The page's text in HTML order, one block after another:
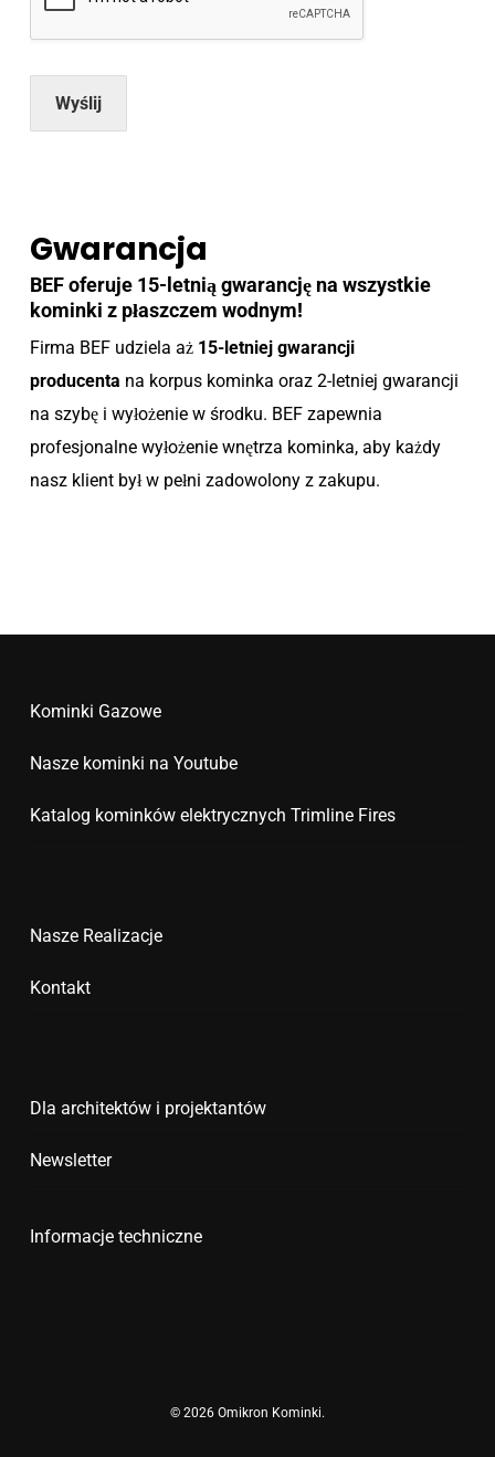
Wyślij
Gwarancja
BEF oferuje 15-letnią gwarancję na wszystkie
kominki z płaszczem wodnym!
Firma BEF udziela aż 15-letniej gwarancji
producenta na korpus kominka oraz 2-letniej gwarancji
na szybę i wyłożenie w środku. BEF zapewnia
profesjonalne wyłożenie wnętrza kominka, aby każdy
nasz klient był w pełni zadowolony z zakupu.
Kominki Gazowe
Nasze kominki na Youtube
Katalog kominków elektrycznych Trimline Fires
Nasze Realizacje
Kontakt
Dla architektów i projektantów
Newsletter
Informacje techniczne
© 2026 Omikron Kominki.